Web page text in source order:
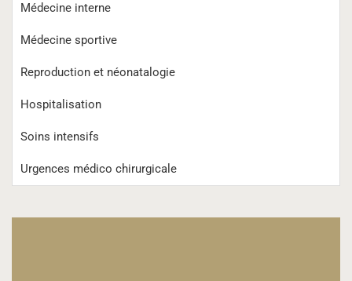
Médecine interne
Médecine sportive
Reproduction et néonatalogie
Hospitalisation
Soins intensifs
Urgences médico chirurgicale